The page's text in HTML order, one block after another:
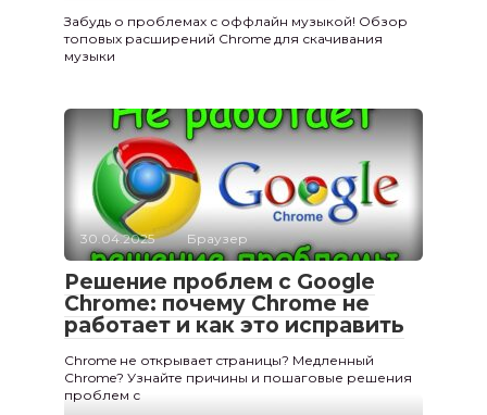
Забудь о проблемах с оффлайн музыкой! Обзор
топовых расширений Chrome для скачивания
музыки
30.04.2025 Браузер
Решение проблем с Google
Chrome: почему Chrome не
работает и как это исправить
Chrome не открывает страницы? Медленный
Chrome? Узнайте причины и пошаговые решения
проблем с